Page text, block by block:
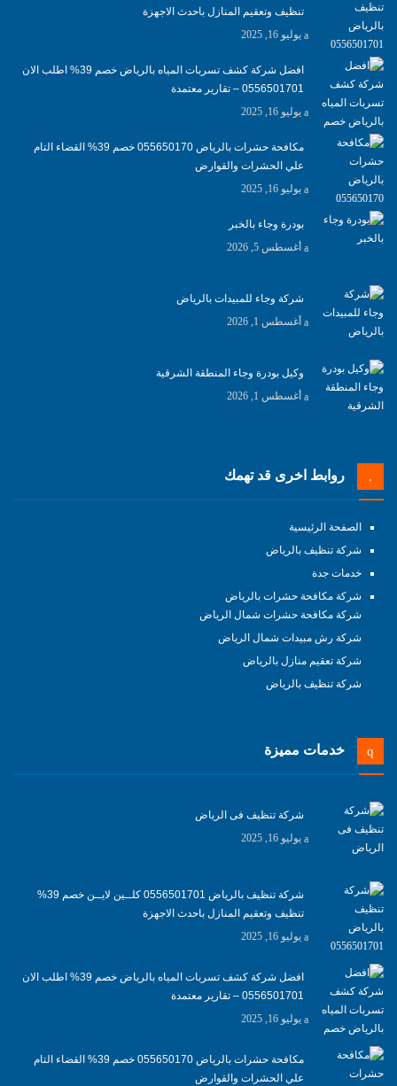
تنظيف وتعقيم المنازل باحدث الاجهزة
يوليو 16, 2025
افضل شركة كشف تسربات المياه بالرياض خصم 39% اطلب الان
0556501701‬‏ – تقارير معتمدة
يوليو 16, 2025
مكافحة حشرات بالرياض 055650170 خصم 39% القضاء التام
علي الحشرات والقوارض
يوليو 16, 2025
بودرة وجاء بالخبر
أغسطس 5, 2026
شركة وجاء للمبيدات بالرياض
أغسطس 1, 2026
وكيل بودرة وجاء المنطقة الشرقية
أغسطس 1, 2026
روابط اخرى قد تهمك
الصفحة الرئيسية
شركة تنظيف بالرياض
خدمات جدة
شركة مكافحة حشرات بالرياض
شركة مكافحة حشرات شمال الرياض
شركة رش مبيدات شمال الرياض
شركة تعقيم منازل بالرياض
شركة تنظيف بالرياض
خدمات مميزة
شركة تنظيف فى الرياض
يوليو 16, 2025
شركة تنظيف بالرياض 0556501701 كلــين لايــن خصم 39%
تنظيف وتعقيم المنازل باحدث الاجهزة
يوليو 16, 2025
افضل شركة كشف تسربات المياه بالرياض خصم 39% اطلب الان
0556501701‬‏ – تقارير معتمدة
يوليو 16, 2025
مكافحة حشرات بالرياض 055650170 خصم 39% القضاء التام
علي الحشرات والقوارض